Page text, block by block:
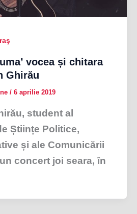
vocea și chitara
Ghirău
/ 6 aprilie 2019
student al
Științe Politice,
și ale Comunicării
concert joi seara, în